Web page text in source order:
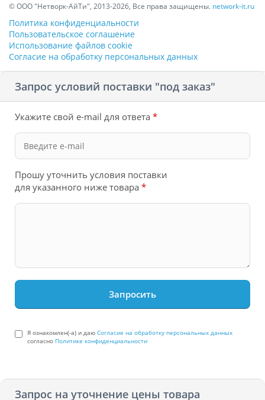
© ООО "Нетворк-АйТи", 2013-2026, Все права защищены. network-it.ru
Политика конфиденциальности
Пользовательское соглашение
Использование файлов cookie
Согласие на обработку персональных данных
Запрос условий поставки "под заказ"
Укажите свой e-mail для ответа *
Прошу уточнить условия поставки
для указанного ниже товара *
Я ознакомлен(-а) и даю Согласие на обработку персональных данных
согласно Политике конфиденциальности
Запрос на уточнение цены товара